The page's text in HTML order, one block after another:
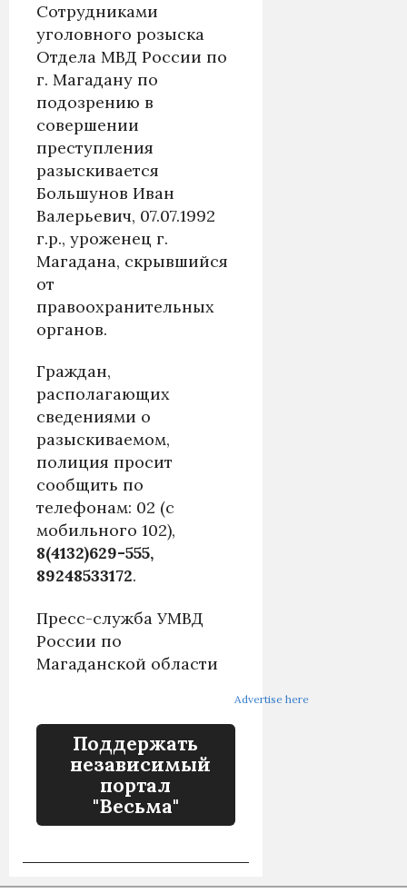
Сотрудниками
уголовного розыска
Отдела МВД России по
г. Магадану по
подозрению в
совершении
преступления
разыскивается
Большунов Иван
Валерьевич, 07.07.1992
г.р., уроженец г.
Магадана, скрывшийся
от
правоохранительных
органов.
Граждан,
располагающих
сведениями о
разыскиваемом,
полиция просит
сообщить по
телефонам: 02 (с
мобильного 102),
8(4132)629-555,
89248533172.
Пресс-служба УМВД
России по
Магаданской области
Advertise here
Поддержать
независимый
портал
"Весьма"